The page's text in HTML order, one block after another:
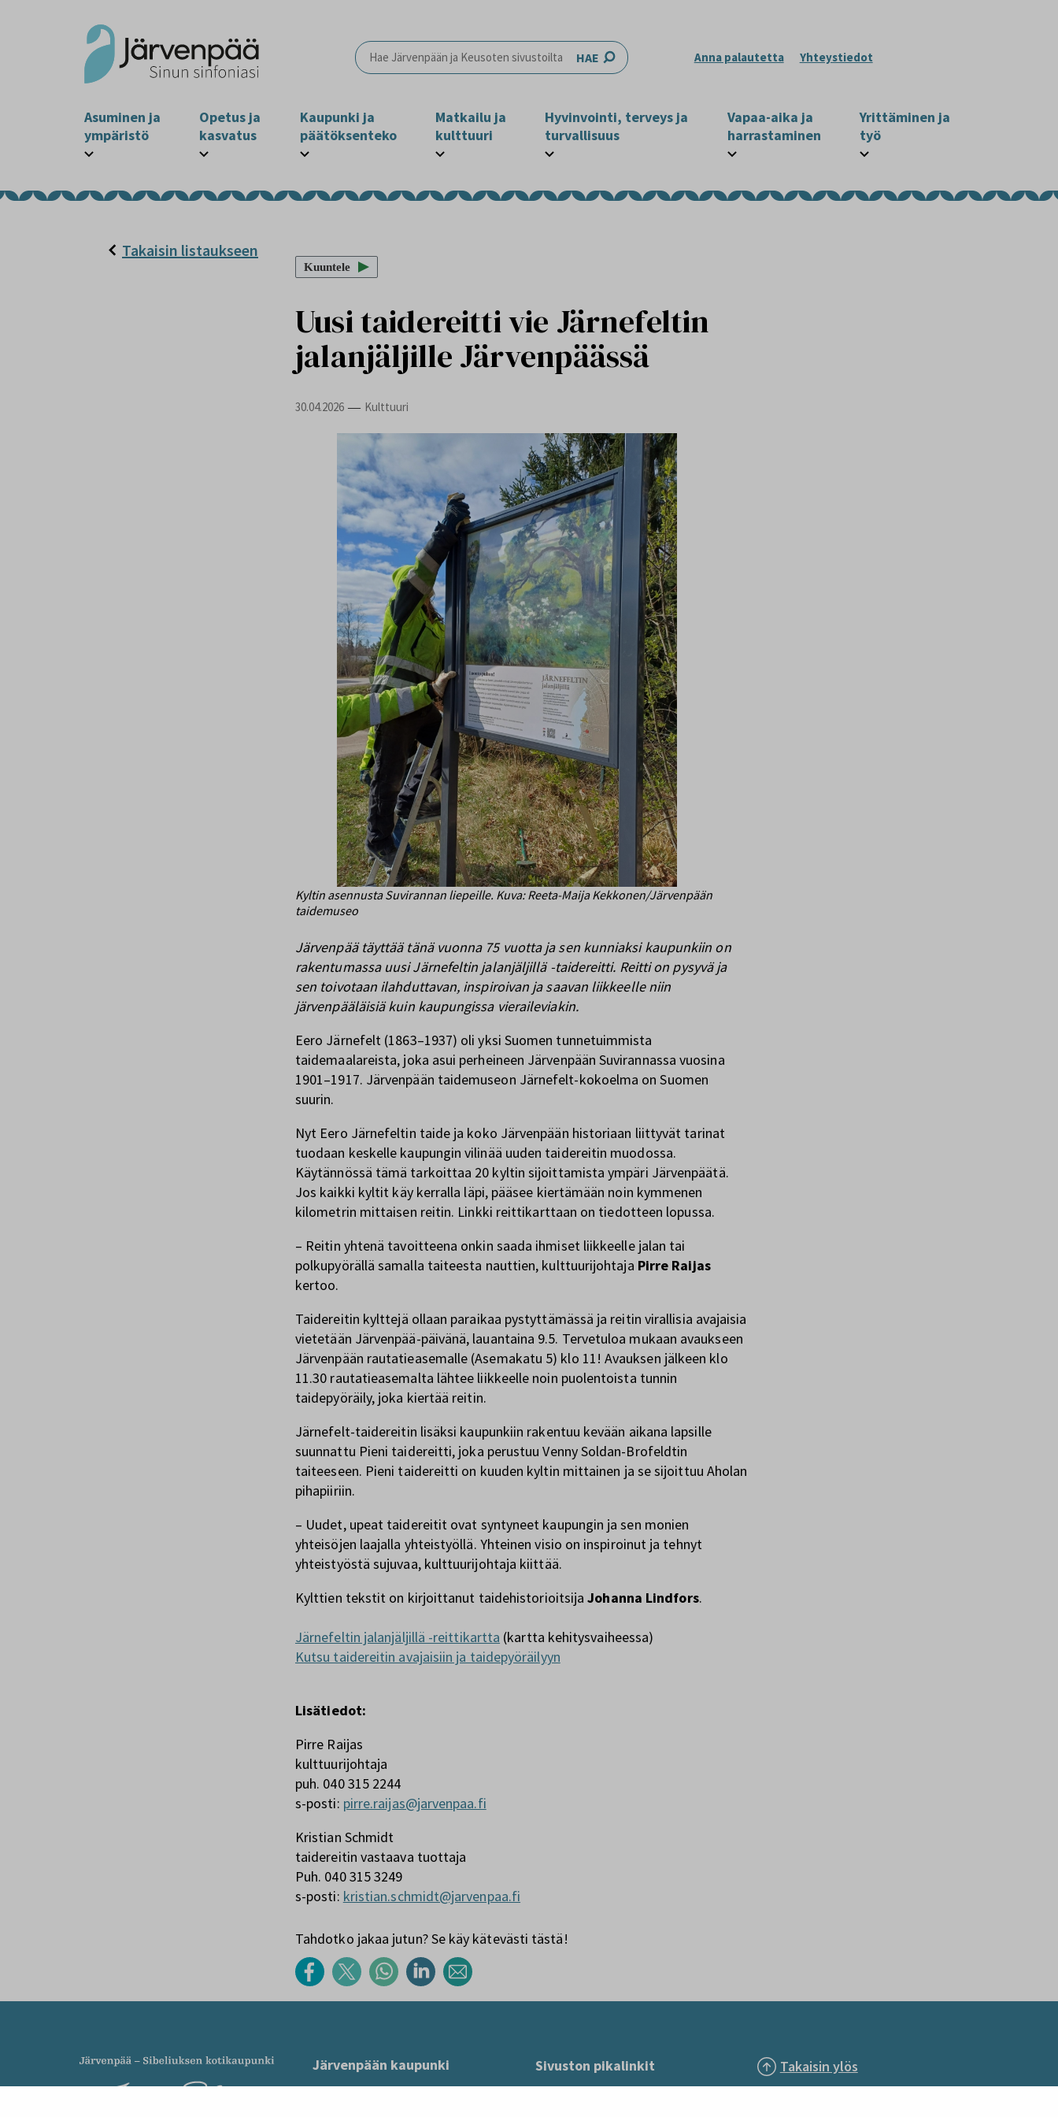
HAE Anna palautetta Yhteystiedot
Asuminen ja
ympäristö
Opetus ja
kasvatus
Kaupunki ja
päätöksenteko
Matkailu ja
kulttuuri
Hyvinvointi, terveys ja
turvallisuus
Vapaa-aika ja
harrastaminen
Yrittäminen ja
työ
Takaisin listaukseen
Kuuntele
Uusi taidereitti vie Järnefeltin
jalanjäljille Järvenpäässä
30.04.2026 — Kulttuuri
Kyltin asennusta Suvirannan liepeille. Kuva: Reeta-Maija Kekkonen/Järvenpään
taidemuseo
Järvenpää täyttää tänä vuonna 75 vuotta ja sen kunniaksi kaupunkiin on
rakentumassa uusi Järnefeltin jalanjäljillä -taidereitti. Reitti on pysyvä ja
sen toivotaan ilahduttavan, inspiroivan ja saavan liikkeelle niin
järvenpääläisiä kuin kaupungissa vieraileviakin.
Eero Järnefelt (1863–1937) oli yksi Suomen tunnetuimmista
taidemaalareista, joka asui perheineen Järvenpään Suvirannassa vuosina
1901–1917. Järvenpään taidemuseon Järnefelt-kokoelma on Suomen
suurin.
Nyt Eero Järnefeltin taide ja koko Järvenpään historiaan liittyvät tarinat
tuodaan keskelle kaupungin vilinää uuden taidereitin muodossa.
Käytännössä tämä tarkoittaa 20 kyltin sijoittamista ympäri Järvenpäätä.
Jos kaikki kyltit käy kerralla läpi, pääsee kiertämään noin kymmenen
kilometrin mittaisen reitin. Linkki reittikarttaan on tiedotteen lopussa.
– Reitin yhtenä tavoitteena onkin saada ihmiset liikkeelle jalan tai
polkupyörällä samalla taiteesta nauttien, kulttuurijohtaja Pirre Raijas
kertoo.
Taidereitin kylttejä ollaan paraikaa pystyttämässä ja reitin virallisia avajaisia
vietetään Järvenpää-päivänä, lauantaina 9.5. Tervetuloa mukaan avaukseen
Järvenpään rautatieasemalle (Asemakatu 5) klo 11! Avauksen jälkeen klo
11.30 rautatieasemalta lähtee liikkeelle noin puolentoista tunnin
taidepyöräily, joka kiertää reitin.
Järnefelt-taidereitin lisäksi kaupunkiin rakentuu kevään aikana lapsille
suunnattu Pieni taidereitti, joka perustuu Venny Soldan-Brofeldtin
taiteeseen. Pieni taidereitti on kuuden kyltin mittainen ja se sijoittuu Aholan
pihapiiriin.
– Uudet, upeat taidereitit ovat syntyneet kaupungin ja sen monien
yhteisöjen laajalla yhteistyöllä. Yhteinen visio on inspiroinut ja tehnyt
yhteistyöstä sujuvaa, kulttuurijohtaja kiittää.
Kylttien tekstit on kirjoittanut taidehistorioitsijaJohanna Lindfors.
Järnefeltin jalanjäljillä -reittikartta (kartta kehitysvaiheessa)
Kutsu taidereitin avajaisiin ja taidepyöräilyyn
Lisätiedot:
Pirre Raijas
kulttuurijohtaja
puh. 040 315 2244
s-posti: pirre.raijas@jarvenpaa.fi
Kristian Schmidt
taidereitin vastaava tuottaja
Puh. 040 315 3249
s-posti: kristian.schmidt@jarvenpaa.fi
Tahdotko jakaa jutun? Se käy kätevästi tästä!
Järvenpään kaupunki
Sivuston pikalinkit
Takaisin ylös